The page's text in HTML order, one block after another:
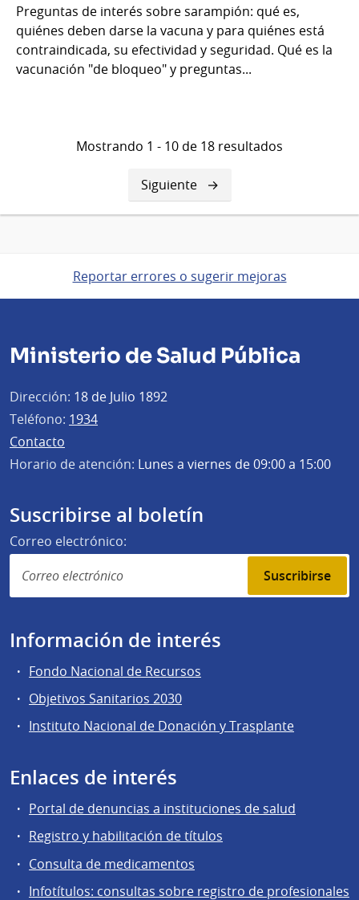
Preguntas de interés sobre sarampión: qué es,
quiénes deben darse la vacuna y para quiénes está
contraindicada, su efectividad y seguridad. Qué es la
vacunación "de bloqueo" y preguntas...
Mostrando 1 - 10 de 18 resultados
Siguiente
página
Siguiente
Reportar errores o sugerir mejoras
Ministerio de Salud Pública
Dirección: 18 de Julio 1892
Teléfono: 1934
Contacto
Horario de atención: Lunes a viernes de 09:00 a 15:00
Suscribirse al boletín
Correo electrónico:
Suscribirse
Información de interés
Fondo Nacional de Recursos
Objetivos Sanitarios 2030
Instituto Nacional de Donación y Trasplante
Enlaces de interés
Portal de denuncias a instituciones de salud
Registro y habilitación de títulos
Consulta de medicamentos
Infotítulos: consultas sobre registro de profesionales